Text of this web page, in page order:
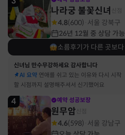
나라궁 불꽃신녀
4.8(600) 서울 강북구
26년 12월 중 상담 가능
소름후기가 다른 곳보다
신녀님 만수무강하세요 감사합니다
AI 요약 연애를 쉬고 있는 이유와 다시 시작
할 시점까지 설명해주셔서 신기했어요
4 예약 성공보장
원무암
4.6(598) 서울 강남구